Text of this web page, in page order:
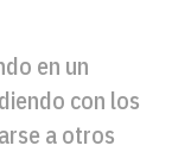
en un
con los
a otros